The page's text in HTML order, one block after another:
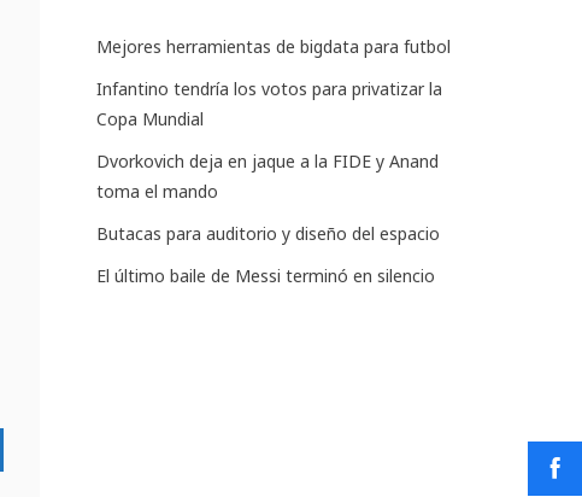
Mejores herramientas de bigdata para futbol
Infantino tendría los votos para privatizar la
Copa Mundial
Dvorkovich deja en jaque a la FIDE y Anand
toma el mando
Butacas para auditorio y diseño del espacio
El último baile de Messi terminó en silencio